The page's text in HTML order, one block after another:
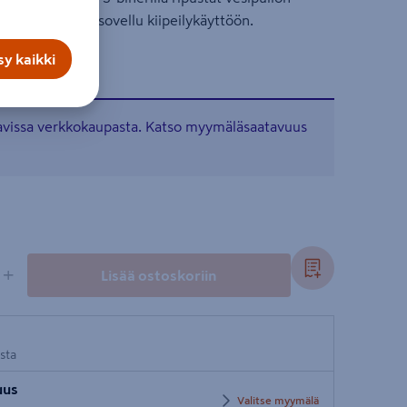
Ei sovellu kiipeilykäyttöön.
verkkokaupasta. Katso myymäläsaatavuus
+ Lisää ostoskoriin
Valitse myymälä
kaikki